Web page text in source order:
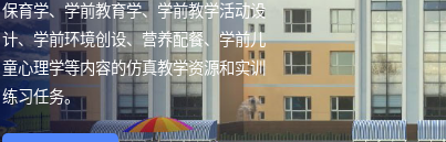
保育学、学前教育学、学前教学活动设
计、学前环境创设、营养配餐、学前儿
童心理学等内容的仿真教学资源和实训
练习任务。